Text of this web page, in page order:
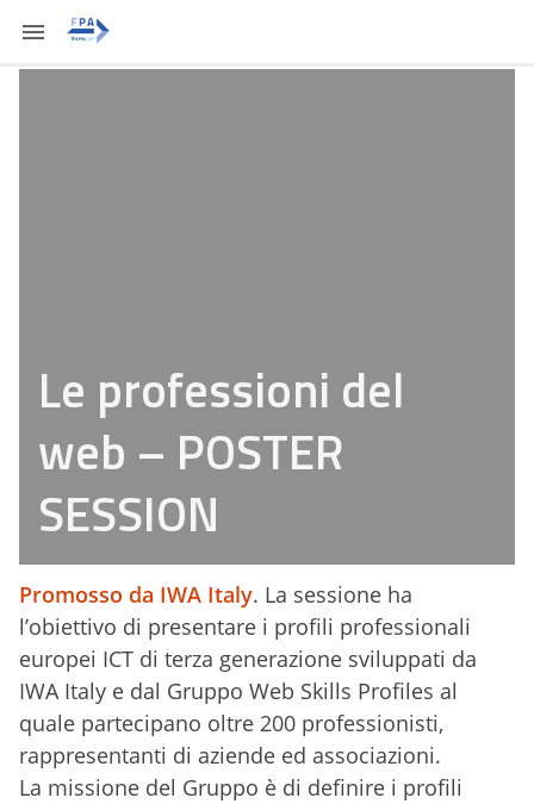
Le professioni del
web – POSTER
SESSION
Promosso da IWA Italy. La sessione ha
l’obiettivo di presentare i profili professionali
europei ICT di terza generazione sviluppati da
IWA Italy e dal Gruppo Web Skills Profiles al
quale partecipano oltre 200 professionisti,
rappresentanti di aziende ed associazioni.
La missione del Gruppo è di definire i profili